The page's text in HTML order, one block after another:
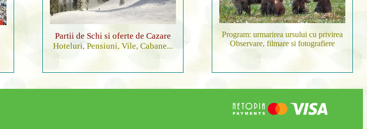
Partii de Schi si oferte de Cazare
Hoteluri, Pensiuni, Vile, Cabane...
Program: urmarirea ursului cu privirea
Observare, filmare si fotografiere